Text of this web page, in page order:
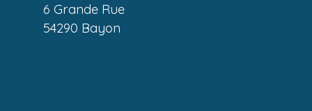
6 Grande Rue
54290 Bayon